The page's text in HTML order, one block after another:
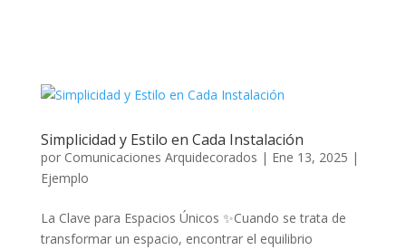
Simplicidad y Estilo en Cada Instalación
por Comunicaciones Arquidecorados | Ene 13, 2025 |
Ejemplo
La Clave para Espacios Únicos ✨Cuando se trata de
transformar un espacio, encontrar el equilibrio